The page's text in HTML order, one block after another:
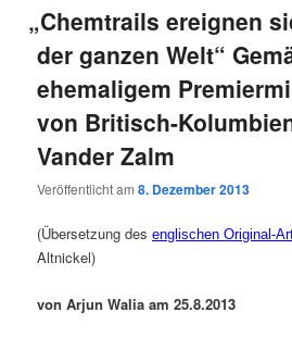
„Chemtrails ereignen
der ganzen Welt“
ehemaligem
von Britisch-
Vander Zalm
Veröffentlicht am8. Dezember 2013
(Über­set­zung deseng­li­schen Ori­gi­nal-
Altnickel)
von Arjun Walia am 25.8.2013